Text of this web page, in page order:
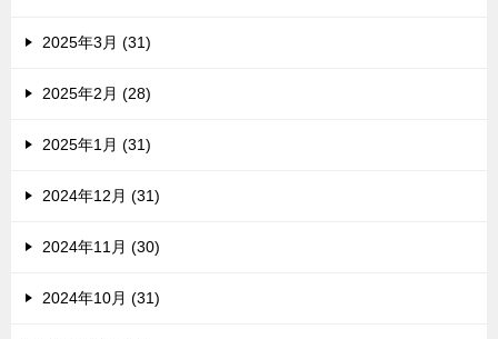
2025年3月 (31)
2025年2月 (28)
2025年1月 (31)
2024年12月 (31)
2024年11月 (30)
2024年10月 (31)